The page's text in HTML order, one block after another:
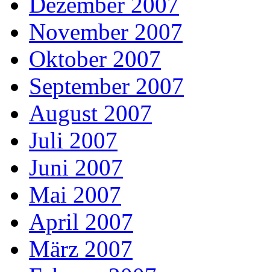
November 2007
Oktober 2007
September 2007
August 2007
Juli 2007
Juni 2007
Mai 2007
April 2007
März 2007